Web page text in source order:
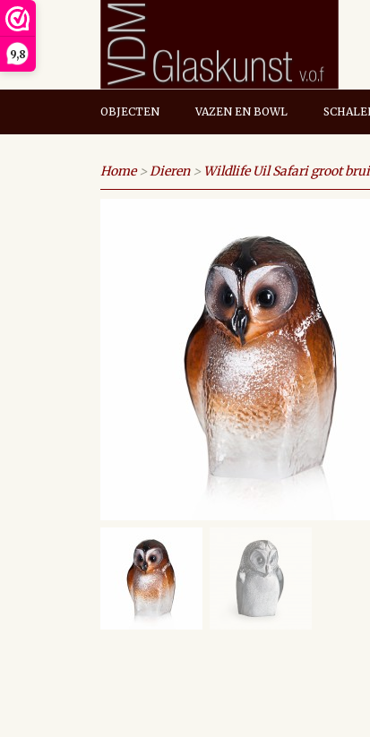
9,8
OBJECTEN VAZEN EN BOWL
Home>Dieren> Wildlife Uil Safari groot